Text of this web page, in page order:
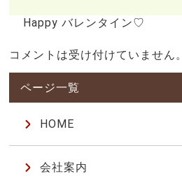
Happy バレンタイン♡
コメントは受け付けていません。
HOME
会社案内